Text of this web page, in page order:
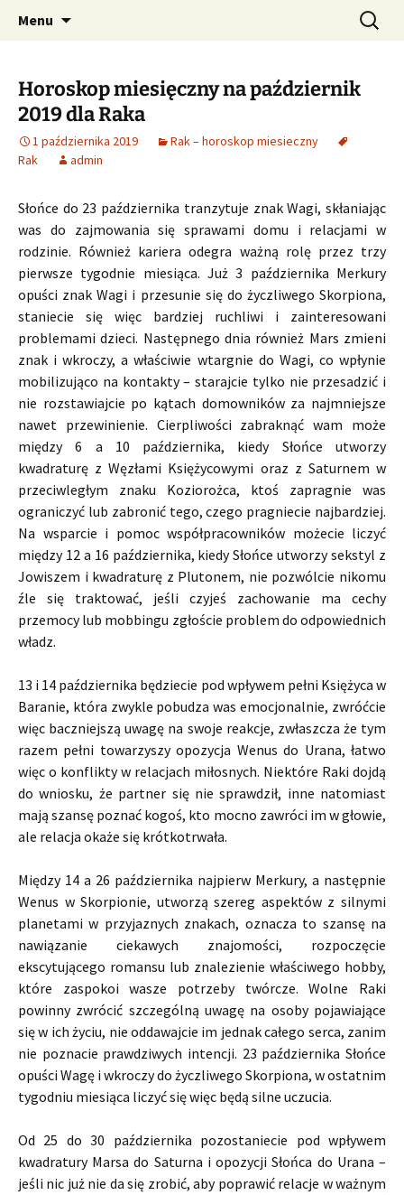
CzaroMarowy horoskop
dzienny, miesięczny i
tygodniowy
Profesjonalne przepowiednie astrologiczne
Menu Szukaj:
Horoskop miesięczny na październik
2019 dla Raka
1 października 2019
Rak – horoskop miesieczny
Rak
admin
Słońce do 23 października tranzytuje znak Wagi, skłaniając
was do zajmowania się sprawami domu i relacjami w
rodzinie. Również kariera odegra ważną rolę przez trzy
pierwsze tygodnie miesiąca. Już 3 października Merkury
opuści znak Wagi i przesunie się do życzliwego Skorpiona,
staniecie się więc bardziej ruchliwi i zainteresowani
problemami dzieci. Następnego dnia również Mars zmieni
znak i wkroczy, a właściwie wtargnie do Wagi, co wpłynie
mobilizująco na kontakty – starajcie tylko nie przesadzić i
nie rozstawiajcie po kątach domowników za najmniejsze
nawet przewinienie. Cierpliwości zabraknąć wam może
między 6 a 10 października, kiedy Słońce utworzy
kwadraturę z Węzłami Księżycowymi oraz z Saturnem w
przeciwległym znaku Koziorożca, ktoś zapragnie was
ograniczyć lub zabronić tego, czego pragniecie najbardziej.
Na wsparcie i pomoc współpracowników możecie liczyć
między 12 a 16 października, kiedy Słońce utworzy sekstyl z
Jowiszem i kwadraturę z Plutonem, nie pozwólcie nikomu
źle się traktować, jeśli czyjeś zachowanie ma cechy
przemocy lub mobbingu zgłoście problem do odpowiednich
władz.
13 i 14 października będziecie pod wpływem pełni Księżyca w
Baranie, która zwykle pobudza was emocjonalnie, zwróćcie
więc baczniejszą uwagę na swoje reakcje, zwłaszcza że tym
razem pełni towarzyszy opozycja Wenus do Urana, łatwo
więc o konflikty w relacjach miłosnych. Niektóre Raki dojdą
do wniosku, że partner się nie sprawdził, inne natomiast
mają szansę poznać kogoś, kto mocno zawróci im w głowie,
ale relacja okaże się krótkotrwała.
Między 14 a 26 października najpierw Merkury, a następnie
Wenus w Skorpionie, utworzą szereg aspektów z silnymi
planetami w przyjaznych znakach, oznacza to szansę na
nawiązanie ciekawych znajomości, rozpoczęcie
ekscytującego romansu lub znalezienie właściwego hobby,
które zaspokoi wasze potrzeby twórcze. Wolne Raki
powinny zwrócić szczególną uwagę na osoby pojawiające
się w ich życiu, nie oddawajcie im jednak całego serca, zanim
nie poznacie prawdziwych intencji. 23 października Słońce
opuści Wagę i wkroczy do życzliwego Skorpiona, w ostatnim
tygodniu miesiąca liczyć się więc będą silne uczucia.
Od 25 do 30 października pozostaniecie pod wpływem
kwadratury Marsa do Saturna i opozycji Słońca do Urana –
jeśli nic już nie da się zrobić, aby poprawić relacje w ważnym